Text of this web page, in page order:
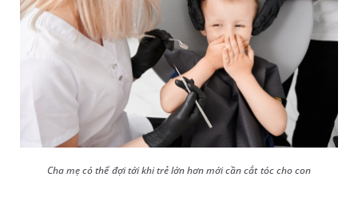
Cha mẹ có thể đợi tới khi trẻ lớn hơn mới cần cắt tóc cho con